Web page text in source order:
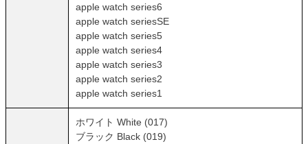
apple watch series6
apple watch seriesSE
apple watch series5
apple watch series4
apple watch series3
apple watch series2
apple watch series1
ホワイト White (017)
ブラック Black (019)